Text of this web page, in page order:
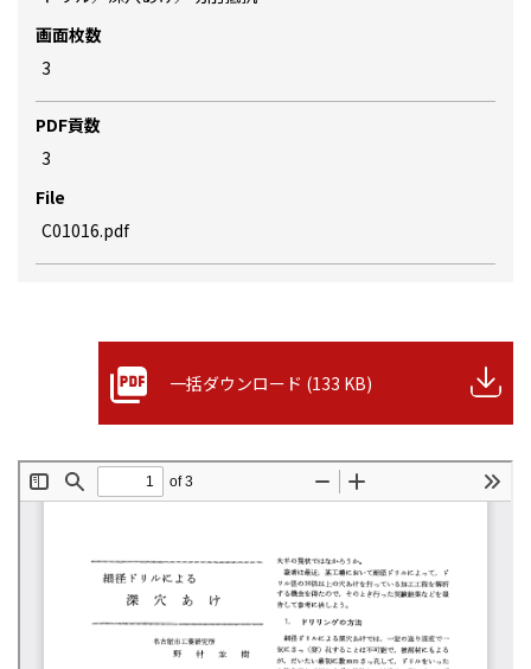
画面枚数
3
PDF貢数
3
File
C01016.pdf
一括ダウンロード (133 KB)